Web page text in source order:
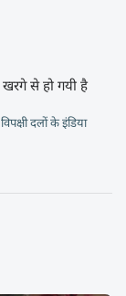
से हो गयी है
दलों के इंडिया